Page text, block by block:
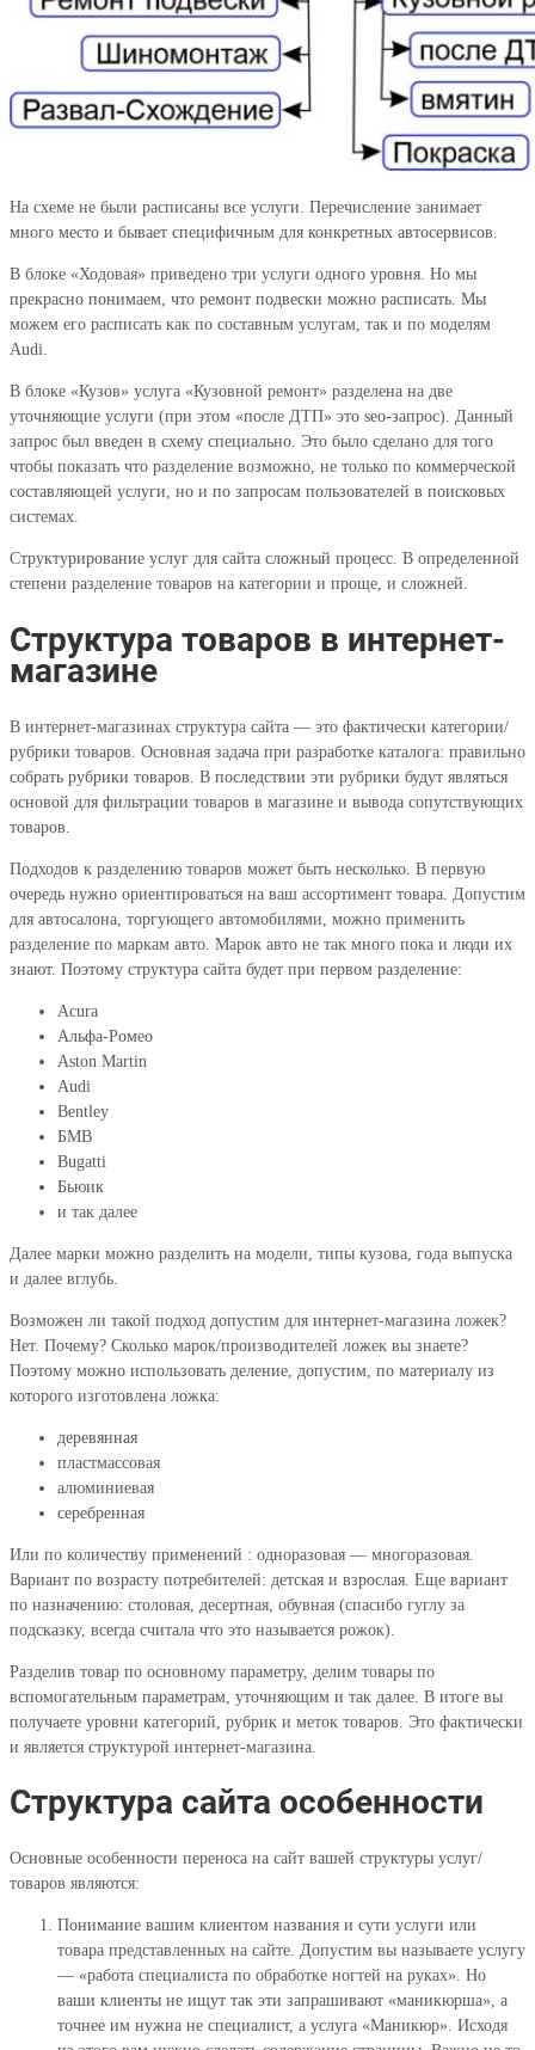
На схеме не были расписаны все услуги. Перечисление занимает
много место и бывает специфичным для конкретных автосервисов.
В блоке «Ходовая» приведено три услуги одного уровня. Но мы
прекрасно понимаем, что ремонт подвески можно расписать. Мы
можем его расписать как по составным услугам, так и по моделям
Audi.
В блоке «Кузов» услуга «Кузовной ремонт» разделена на две
уточняющие услуги (при этом «после ДТП» это seo-запрос). Данный
запрос был введен в схему специально. Это было сделано для того
чтобы показать что разделение возможно, не только по коммерческой
составляющей услуги, но и по запросам пользователей в поисковых
системах.
Структурирование услуг для сайта сложный процесс. В определенной
степени разделение товаров на категории и проще, и сложней.
Структура товаров в интернет-
магазине
В интернет-магазинах структура сайта — это фактически категории/
рубрики товаров. Основная задача при разработке каталога: правильно
собрать рубрики товаров. В последствии эти рубрики будут являться
основой для фильтрации товаров в магазине и вывода сопутствующих
товаров.
Подходов к разделению товаров может быть несколько. В первую
очередь нужно ориентироваться на ваш ассортимент товара. Допустим
для автосалона, торгующего автомобилями, можно применить
разделение по маркам авто. Марок авто не так много пока и люди их
знают. Поэтому структура сайта будет при первом разделение:
Acura
Альфа-Ромео
Aston Martin
Audi
Bentley
БМВ
Bugatti
Бьюик
и так далее
Далее марки можно разделить на модели, типы кузова, года выпуска
и далее вглубь.
Возможен ли такой подход допустим для интернет-магазина ложек?
Нет. Почему? Сколько марок/производителей ложек вы знаете?
Поэтому можно использовать деление, допустим, по материалу из
которого изготовлена ложка:
деревянная
пластмассовая
алюминиевая
серебренная
Или по количеству применений : одноразовая — многоразовая.
Вариант по возрасту потребителей: детская и взрослая. Еще вариант
по назначению: столовая, десертная, обувная (спасибо гуглу за
подсказку, всегда считала что это называется рожок).
Разделив товар по основному параметру, делим товары по
вспомогательным параметрам, уточняющим и так далее. В итоге вы
получаете уровни категорий, рубрик и меток товаров. Это фактически
и является структурой интернет-магазина.
Структура сайта особенности
Основные особенности переноса на сайт вашей структуры услуг/
товаров являются:
Понимание вашим клиентом названия и сути услуги или
товара представленных на сайте. Допустим вы называете услугу
— «работа специалиста по обработке ногтей на руках». Но
ваши клиенты не ищут так эти запрашивают «маникюрша», а
точнее им нужна не специалист, а услуга «Маникюр». Исходя